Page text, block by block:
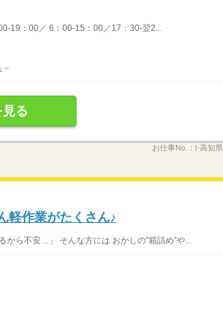
19：00／ 6：00-15：00／17：30-翌2...
る
お仕事No.： t-高知
軽作業がたくさん♪
から不安…」 そんな方には おかしの”箱詰め”や...